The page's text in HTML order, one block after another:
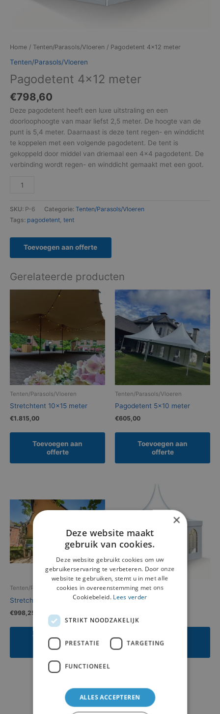
Home / Tenten/Parasols/Vloeren / Pagodetent 4×12 meter
Tenten/Parasols/Vloeren
Pagodetent 4×12 meter
€798,60
Deze pagodetent heeft een luxe uitstraling en een
doorloophoogte van maar liefst 2,5 meter. De hoogte van de
punt is 5,4 meter. Daarnaast is deze tent regen- en winddicht
te koppelen met een volgende pagodetent. De tent is
gekoppeld door middel van driemaal een 4×4 pagodetent. De
verbinding wordt regen- en winddicht gemaakt met een goot.
SKU: P-6 Categorie: Tenten/Parasols/Vloeren
Tags: pagodetent, tent
Toevoegen aan offerte
Gerelateerde producten
Tenten/Parasols/Vloeren
Stretchtent 10×15 meter
€1.815,00
Toevoegen aan
offerte
Tenten/Parasols/Vloeren
Pagodetent 5×10 meter
€605,00
Toevoegen aan
offerte
Tenten/Parasols/Vloeren
Stretchtent 7,5×10 meter
€998,25
Toevoegen aan
offerte
Tenten/Parasols/Vloeren
Pagodetent 4×8 meter
offerte
×
Deze website maakt
gebruik van cookies.
Deze website gebruikt cookies om uw
gebruikerservaring te verbeteren. Door onze
website te gebruiken, stemt u in met alle
cookies in overeenstemming met ons
Cookiebeleid. Lees verder
STRIKT NOODZAKELIJK
PRESTATIE TARGETING
FUNCTIONEEL
ALLES ACCEPTEREN